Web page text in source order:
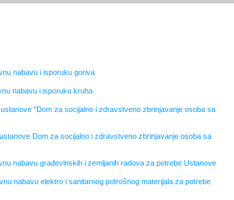
nabavu i isporuku goriva
nabavu i isporuku kruha
"Dom za socijalno i zdravstveno zbrinjavanje osoba sa
Dom za socijalno i zdravstveno zbrinjavanje osoba sa
nabavu građevinskih i zemljanih radova za potrebe Ustanove
nabavu elektro i sanitarnog potrošnog materijala za potrebe